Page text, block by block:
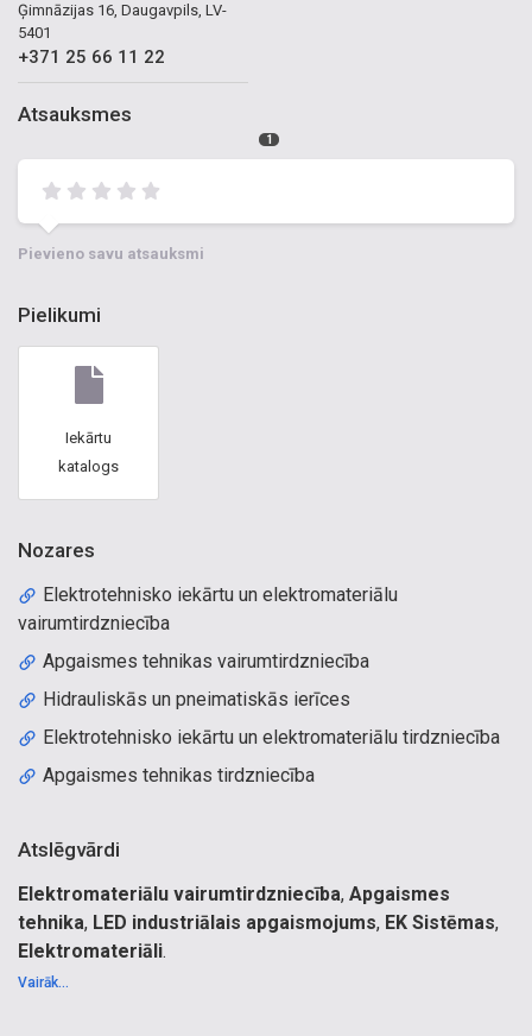
Ģimnāzijas 16, Daugavpils, LV-
5401
+371 25 66 11 22
Atsauksmes
1
Pievieno savu atsauksmi
Pielikumi
Iekārtu
katalogs
Nozares
Elektrotehnisko iekārtu un elektromateriālu
vairumtirdzniecība
Apgaismes tehnikas vairumtirdzniecība
Hidrauliskās un pneimatiskās ierīces
Elektrotehnisko iekārtu un elektromateriālu tirdzniecība
Apgaismes tehnikas tirdzniecība
Atslēgvārdi
Elektromateriālu vairumtirdzniecība, Apgaismes
tehnika, LED industriālais apgaismojums, EK Sistēmas,
Elektromateriāli.
Elektromateriāli, elektrosadales palaidēji, releji,
Vairāk...